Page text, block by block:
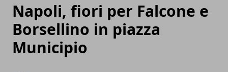
Napoli, fiori per Falcone e
Borsellino in piazza
Municipio